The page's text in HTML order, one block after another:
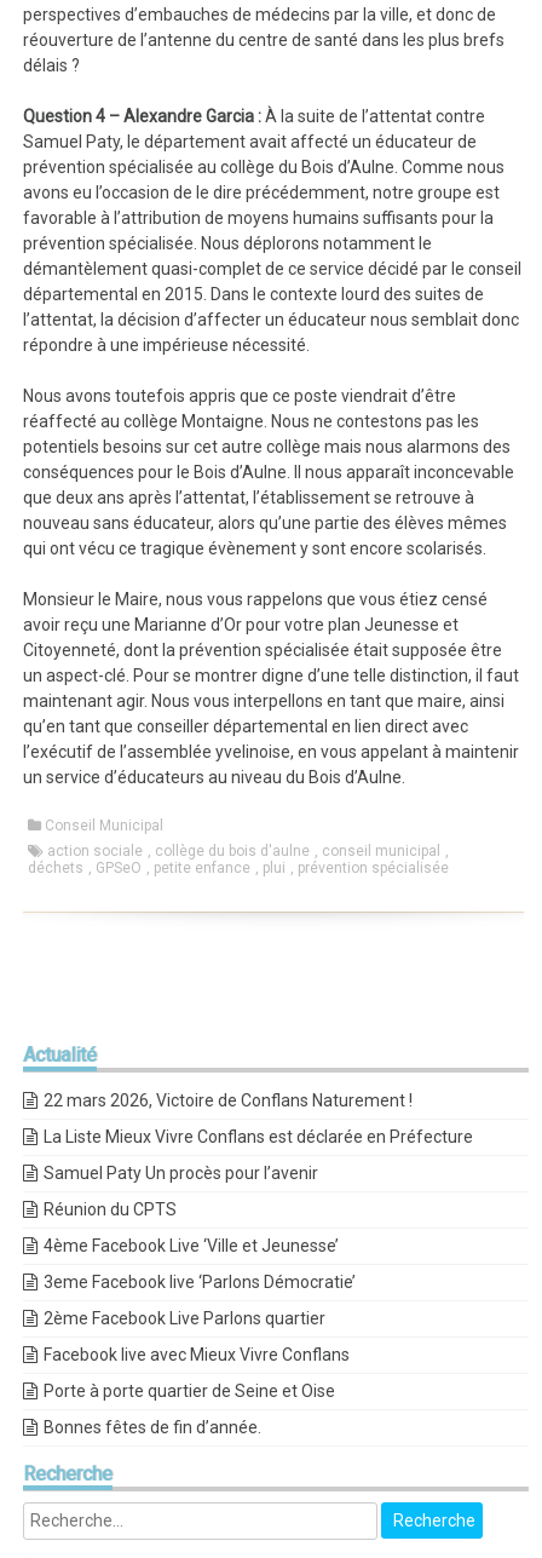
perspectives d’embauches de médecins par la ville, et donc de
réouverture de l’antenne du centre de santé dans les plus brefs
délais ?
Question 4 – Alexandre Garcia :À la suite de l’attentat contre
Samuel Paty, le département avait affecté un éducateur de
prévention spécialisée au collège du Bois d’Aulne. Comme nous
avons eu l’occasion de le dire précédemment, notre groupe est
favorable à l’attribution de moyens humains suffisants pour la
prévention spécialisée. Nous déplorons notamment le
démantèlement quasi-complet de ce service décidé par le conseil
départemental en 2015. Dans le contexte lourd des suites de
l’attentat, la décision d’affecter un éducateur nous semblait donc
répondre à une impérieuse nécessité.
Nous avons toutefois appris que ce poste viendrait d’être
réaffecté au collège Montaigne. Nous ne contestons pas les
potentiels besoins sur cet autre collège mais nous alarmons des
conséquences pour le Bois d’Aulne. Il nous apparaît inconcevable
que deux ans après l’attentat, l’établissement se retrouve à
nouveau sans éducateur, alors qu’une partie des élèves mêmes
qui ont vécu ce tragique évènement y sont encore scolarisés.
Monsieur le Maire, nous vous rappelons que vous étiez censé
avoir reçu une Marianne d’Or pour votre plan Jeunesse et
Citoyenneté, dont la prévention spécialisée était supposée être
un aspect-clé. Pour se montrer digne d’une telle distinction, il faut
maintenant agir. Nous vous interpellons en tant que maire, ainsi
qu’en tant que conseiller départemental en lien direct avec
l’exécutif de l’assemblée yvelinoise, en vous appelant à maintenir
un service d’éducateurs au niveau du Bois d’Aulne.
Conseil Municipal
action sociale , collège du bois d'aulne , conseil municipal
,
déchets , GPSeO , petite enfance , plui , prévention spécialisée
Actualité
22 mars 2026, Victoire de Conflans Naturement !
La Liste Mieux Vivre Conflans est déclarée en Préfecture
Samuel Paty Un procès pour l’avenir
Réunion du CPTS
4ème Facebook Live ‘Ville et Jeunesse’
3eme Facebook live ‘Parlons Démocratie’
2ème Facebook Live Parlons quartier
Facebook live avec Mieux Vivre Conflans
Porte à porte quartier de Seine et Oise
Bonnes fêtes de fin d’année.
Recherche